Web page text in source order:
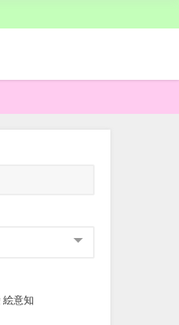
絵意知